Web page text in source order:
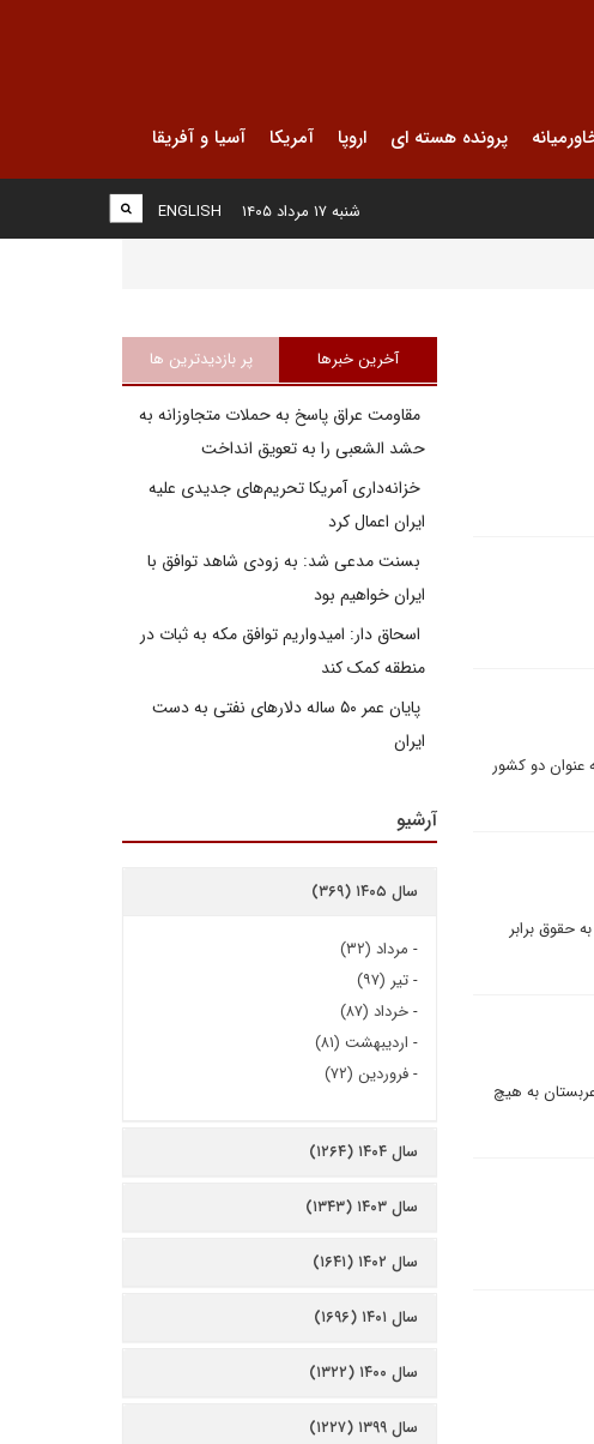
پرونده هسته ای اروپا آمریکا آسیا و آفریقا
ENGLISH شنبه ۱۷ مرداد ۱۴۰۵
عنوان دو کشور
حقوق برابر
روابط ايران و عربستان به هيچ
آخرین خبرها پر بازدیدترین ها
مقاومت عراق پاسخ به حملات متجاوزانه به
حشد الشعبی را به تعویق انداخت
خزانه‌داری آمریکا تحریم‌های جدیدی علیه
ایران اعمال کرد
بسنت مدعی شد: به زودی شاهد توافق با
ایران خواهیم بود
اسحاق دار: امیدواریم توافق مکه به ثبات در
منطقه کمک کند
پایان عمر ۵۰ ساله دلارهای نفتی به دست
ایران
آرشیو
سال ۱۴۰۵ (۳۶۹)
- مرداد (۳۲)
-تیر (۹۷)
-خرداد (۸۷)
- اردیبهشت (۸۱)
-فروردین (۷۲)
سال ۱۴۰۴ (۱۲۶۴)
سال ۱۴۰۳ (۱۳۴۳)
سال ۱۴۰۲ (۱۶۴۱)
سال ۱۴۰۱ (۱۶۹۶)
سال ۱۴۰۰ (۱۳۲۲)
سال ۱۳۹۹ (۱۲۲۷)